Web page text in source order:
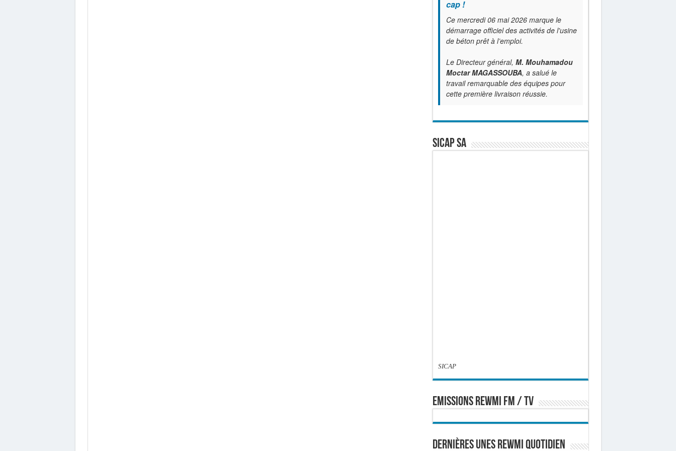
cap !
Ce mercredi 06 mai 2026 marque le
démarrage officiel des activités de l'usine
de béton prêt à l’emploi.
Le Directeur général, M. Mouhamadou
Moctar MAGASSOUBA, a salué le
travail remarquable des équipes pour
cette première livraison réussie.
SICAP SA
SICAP
EMISSIONS REWMI FM / TV
Dernières Unes Rewmi Quotidien